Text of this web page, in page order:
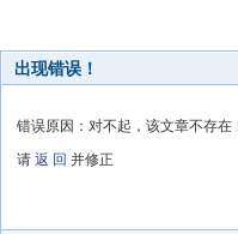
出现错误！
错误原因：对不起，该文章不存在
请 返 回 并修正